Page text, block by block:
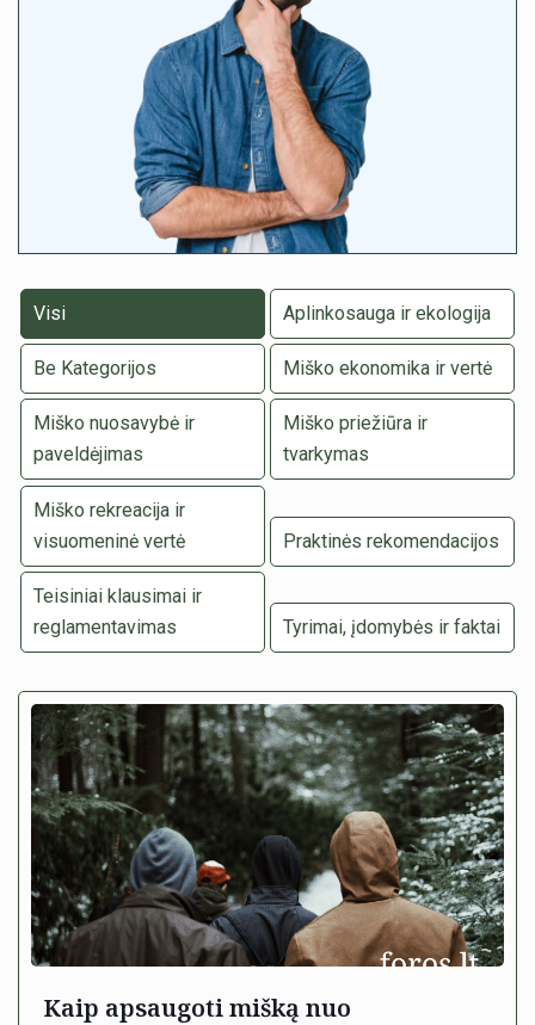
Aplinkosauga ir ekologija
Be Kategorijos Miško ekonomika ir vertė
Miško nuosavybė ir
paveldėjimas
Miško priežiūra ir
tvarkymas
Miško rekreacija ir
visuomeninė vertė
Praktinės rekomendacijos
Teisiniai klausimai ir
reglamentavimas
Tyrimai, įdomybės ir faktai
Kaip apsaugoti mišką nuo